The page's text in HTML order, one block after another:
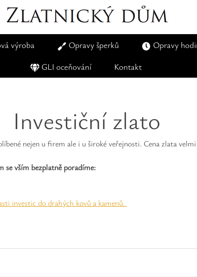
výroba Opravy šperků
Opravy
GLI oceňování
Kontakt
Investiční zlato
nejen u firem ale i u široké veřejnosti. Cena zlata
se vším bezplatně poradíme:
investic do drahých kovů a kamenů.